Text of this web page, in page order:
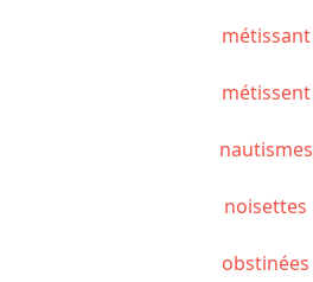
métissant
métissent
nautismes
noisettes
obstinées